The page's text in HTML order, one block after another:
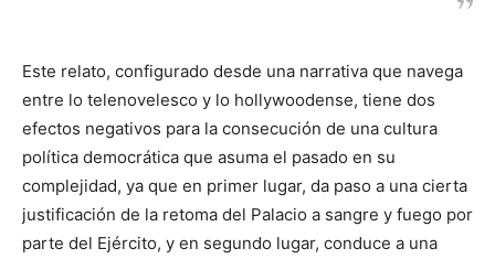
Este relato, configurado desde una narrativa que navega
entre lo telenovelesco y lo hollywoodense, tiene dos
efectos negativos para la consecución de una cultura
política democrática que asuma el pasado en su
complejidad, ya que en primer lugar, da paso a una cierta
justificación de la retoma del Palacio a sangre y fuego por
parte del Ejército, y en segundo lugar, conduce a una